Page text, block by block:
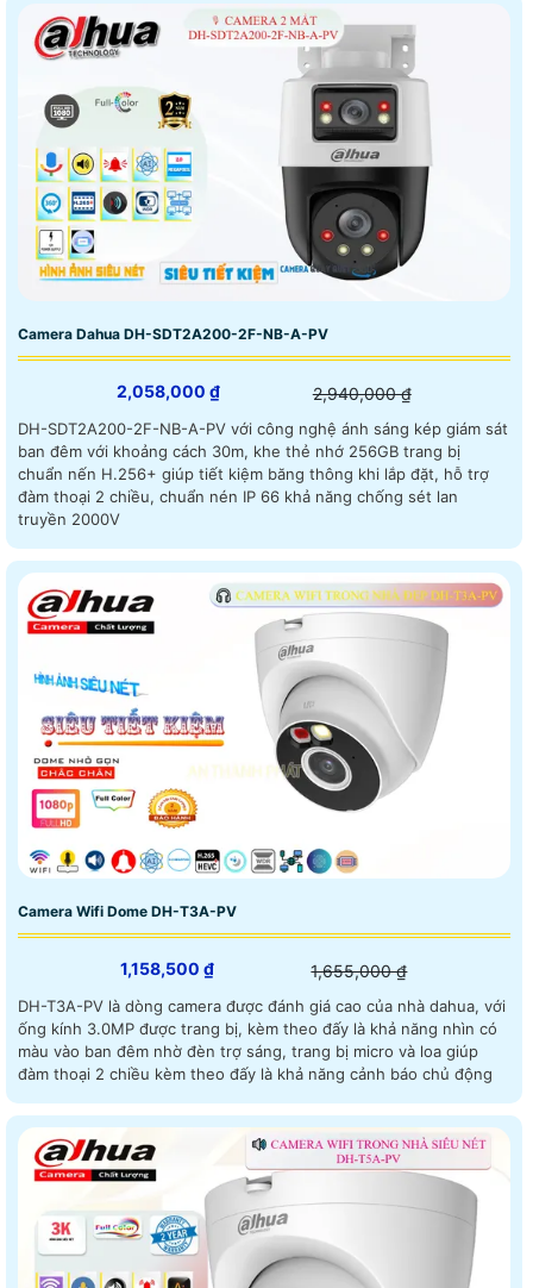
Camera Dahua DH-SDT2A200-2F-NB-A-PV
2,058,000 ₫ 2,940,000 ₫
DH-SDT2A200-2F-NB-A-PV với công nghệ ánh sáng kép giám sát
ban đêm với khoảng cách 30m, khe thẻ nhớ 256GB trang bị
chuẩn nến H.256+ giúp tiết kiệm băng thông khi lắp đặt, hỗ trợ
đàm thoại 2 chiều, chuẩn nén IP 66 khả năng chống sét lan
truyền 2000V
Camera Wifi Dome DH-T3A-PV
1,158,500 ₫ 1,655,000 ₫
DH-T3A-PV là dòng camera được đánh giá cao của nhà dahua, với
ống kính 3.0MP được trang bị, kèm theo đấy là khả năng nhìn có
màu vào ban đêm nhờ đèn trợ sáng, trang bị micro và loa giúp
đàm thoại 2 chiều kèm theo đấy là khả năng cảnh báo chủ động